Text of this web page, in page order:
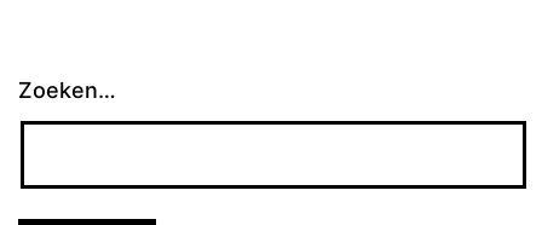
Zoeken…